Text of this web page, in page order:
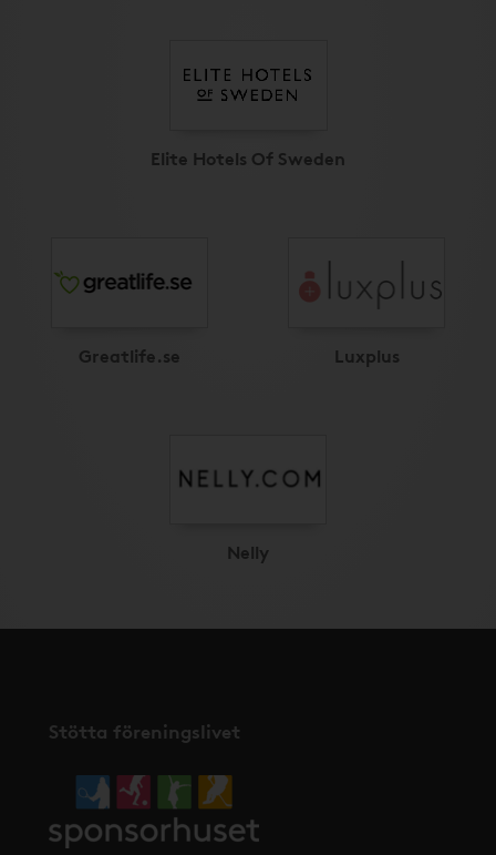
Elite Hotels Of Sweden
Greatlife.se Luxplus
Nelly
Stötta föreningslivet